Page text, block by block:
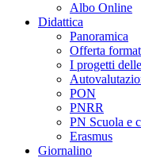
Albo Online
Didattica
Panoramica
Offerta
I progetti
PON
PNRR
PN Scuola e
Erasmus
Giornalino